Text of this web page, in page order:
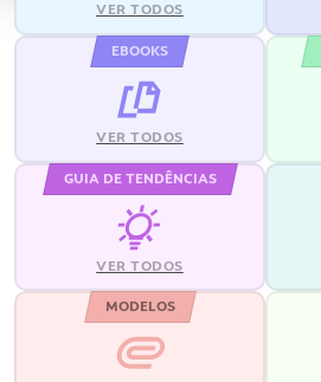
VER TODOS
EBOOKS
VER TODOS
GUIA DE TENDÊNCIAS
VER TODOS
MODELOS